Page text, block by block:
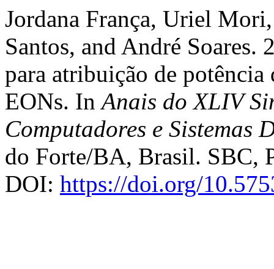
Jordana França, Uriel
Santos, and André
para atribuição de
EONs. InAnais do XLIV
Computadores e Sistemas
do Forte/BA, Brasil. SBC,
DOI: https://doi.org/